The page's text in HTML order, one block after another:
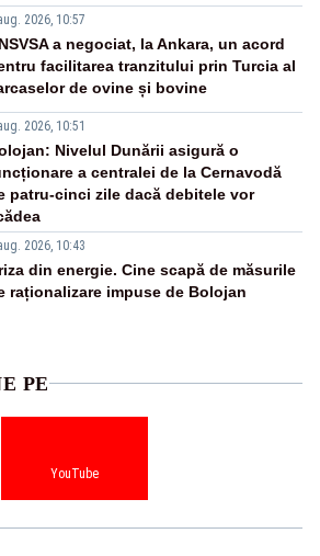
2026, 10:57
a negociat, la Ankara, un acord
facilitarea tranzitului prin Turcia al
de ovine și bovine
2026, 10:51
Nivelul Dunării asigură o
a centralei de la Cernavodă
patru-cinci zile dacă debitele vor
2026, 10:43
din energie. Cine scapă de măsurile
raționalizare impuse de Bolojan
PE
YouTube